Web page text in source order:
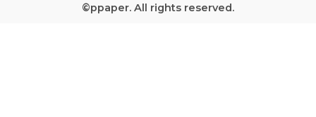
©ppaper. All rights reserved.